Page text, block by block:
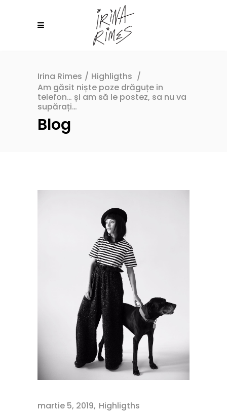
Irina Rimes / Highligths /
Am găsit niște poze drăguțe in
telefon… și am să le postez, sa nu va
supărați…
Blog
martie 5, 2019 Highligths